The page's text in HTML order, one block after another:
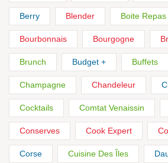
Berry Blender Boite
Bourbonnais Bourgogne
Brunch Budget + Buffets
Champagne Chandeleur
Cocktails Comtat Venaissin
Conserves Cook Expert
Corse Cuisine Des Îles